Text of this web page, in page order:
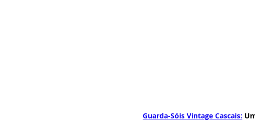
Guarda-Sóis Vintage Cascais: